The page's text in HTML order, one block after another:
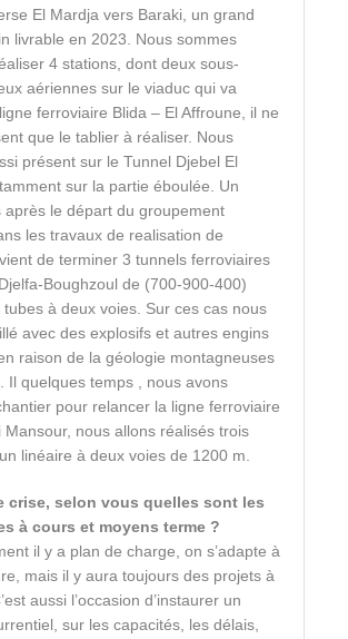
El Mardja vers Baraki, un grand
livrable en 2023. Nous sommes
4 stations, dont deux sous-
aériennes sur le viaduc qui va
ferroviaire Blida – El Affroune, il ne
que le tablier à réaliser. Nous
présent sur le Tunnel Djebel El
sur la partie éboulée. Un
après le départ du groupement
les travaux de realisation de
de terminer 3 tunnels ferroviaires
Boughzoul de (700-900-400)
tubes à deux voies. Sur ces cas nous
avec des explosifs et autres engins
raison de la géologie montagneuses
Il quelques temps , nous avons
pour relancer la ligne ferroviaire
Mansour, nous allons réalisés trois
linéaire à deux voies de 1200 m.
crise, selon vous quelles sont les
à cours et moyens terme ?
il y a plan de charge, on s’adapte à
mais il y aura toujours des projets à
aussi l’occasion d’instaurer un
sur les capacités, les délais,